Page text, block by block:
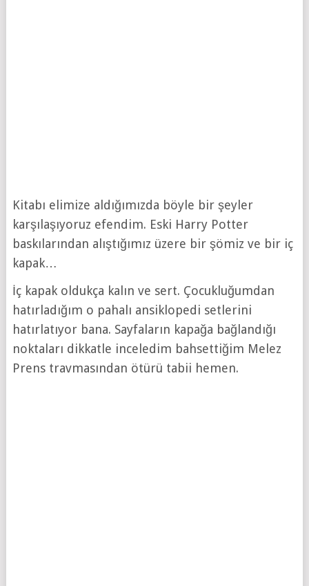
Kitabı elimize aldığımızda böyle bir şeyler
karşılaşıyoruz efendim. Eski Harry Potter
baskılarından alıştığımız üzere bir şömiz ve bir iç
kapak…
İç kapak oldukça kalın ve sert. Çocukluğumdan
hatırladığım o pahalı ansiklopedi setlerini
hatırlatıyor bana. Sayfaların kapağa bağlandığı
noktaları dikkatle inceledim bahsettiğim Melez
Prens travmasından ötürü tabii hemen.